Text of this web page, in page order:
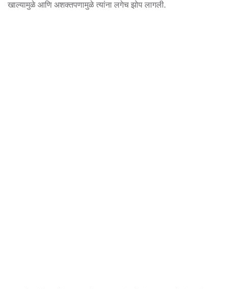
खाल्यामुळे आणि अशक्तपणामुळे त्यांना लगेच झोप लागली.